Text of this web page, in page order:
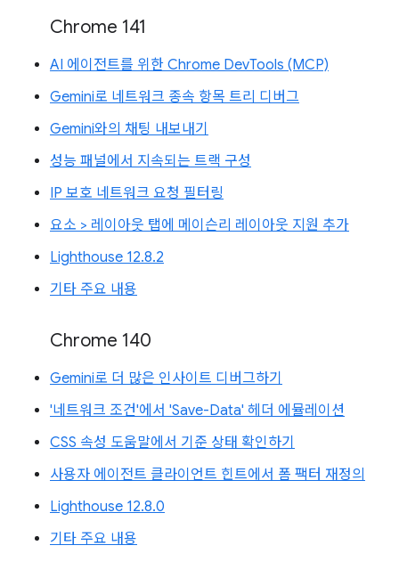
Chrome 141
AI 에이전트를 위한 Chrome DevTools (MCP)
Gemini로 네트워크 종속 항목 트리 디버그
Gemini와의 채팅 내보내기
성능 패널에서 지속되는 트랙 구성
IP 보호 네트워크 요청 필터링
요소 > 레이아웃 탭에 메이슨리 레이아웃 지원 추가
Lighthouse 12.8.2
기타 주요 내용
Chrome 140
Gemini로 더 많은 인사이트 디버그하기
'네트워크 조건'에서 'Save-Data' 헤더 에뮬레이션
CSS 속성 도움말에서 기준 상태 확인하기
사용자 에이전트 클라이언트 힌트에서 폼 팩터 재정의
Lighthouse 12.8.0
기타 주요 내용